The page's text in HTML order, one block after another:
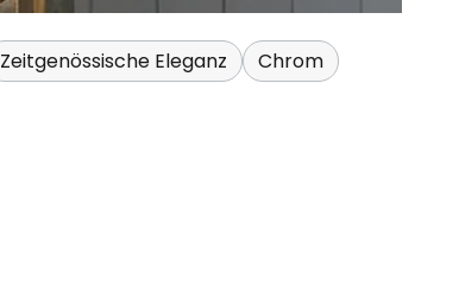
Zeitgenössische Eleganz
Chrom